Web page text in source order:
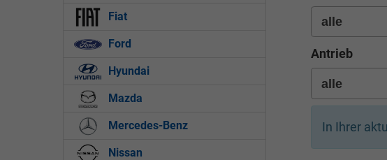
Antrieb
In Ihrer
Fiat
Ford
Hyundai
Mazda
Mercedes-Benz
Nissan